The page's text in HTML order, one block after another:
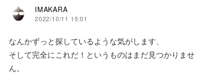
IMAKARA
2022/10/11 15:01
なんかずっと探しているような気がします、
そして完全にこれだ！というものはまだ見つかりませ
ん。